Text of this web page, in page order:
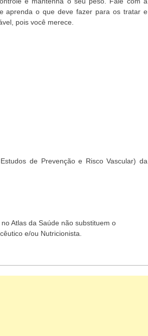
aprenda o que deve fazer para os tratar e
pois você merece.
de Prevenção e Risco Vascular) da
Atlas da Saúde não substituem o
e/ou Nutricionista.